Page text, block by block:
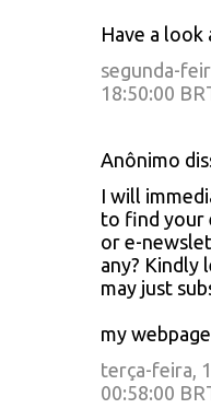
Have a look
segunda-
18:50:00
Anônimo
I will
to find your
or e-
any? Kindly
may just
my
terça-feira,
00:58:00